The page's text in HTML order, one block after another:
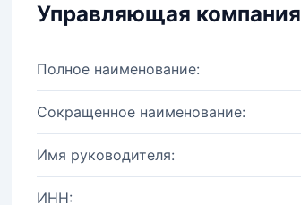
Управляющая компания
Полное наименование:
Сокращенное наименование:
Имя руководителя:
ИНН: